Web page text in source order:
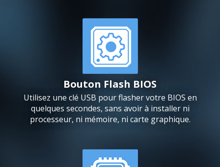
Bouton Flash BIOS
Utilisez une clé USB pour flasher votre BIOS en
quelques secondes, sans avoir à installer ni
processeur, ni mémoire, ni carte graphique.